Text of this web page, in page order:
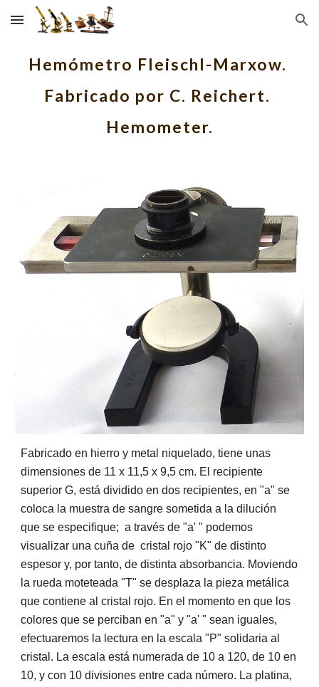
Skip to main content Skip to navigation
Hemómetro Fleischl-Marxow.
Fabricado por C. Reichert.
Hemometer.
Fabricado en hierro y metal niquelado, tiene unas
dimensiones de 11 x 11,5 x 9,5 cm. El recipiente
superior G, está dividido en dos recipientes, en "a" se
coloca la muestra de sangre sometida a la dilución
que se especifique;  a través de "a' " podemos
visualizar una cuña de  cristal rojo "K" de distinto
espesor y, por tanto, de distinta absorbancia. Moviendo
la rueda moteteada "T" se desplaza la pieza metálica
que contiene al cristal rojo. En el momento en que los
colores que se perciban en "a" y "a' " sean iguales,
efectuaremos la lectura en la escala "P" solidaria al
cristal. La escala está numerada de 10 a 120, de 10 en
10, y con 10 divisiones entre cada número. La platina,